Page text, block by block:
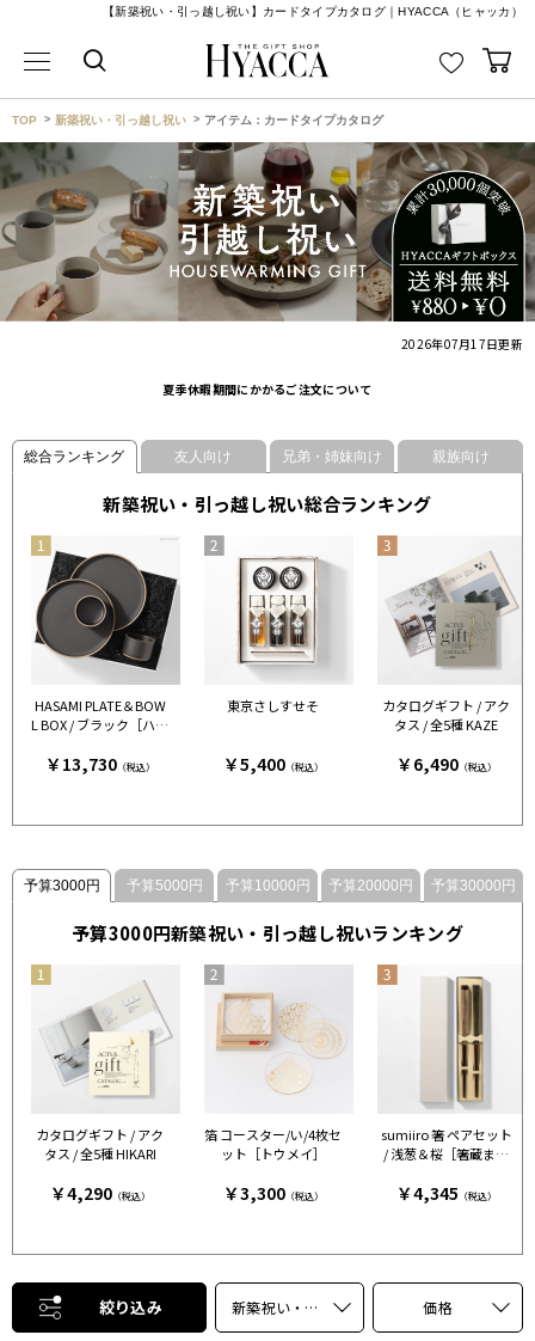
【新築祝い・引っ越し祝い】カードタイプカタログ｜HYACCA（ヒャッカ）
TOP 新築祝い・引っ越し祝い アイテム：カードタイプカタログ
2026年07月17日更新
夏季休暇期間にかかるご注文について
総合ランキング 友人向け 兄弟・姉妹向け 親族向け
新築祝い・引っ越し祝い総合ランキング
HASAMI PLATE＆BOW
L BOX / ブラック［ハサ
￥13,730（税込）
東京さしすせそ
￥5,400（税込）
カタログギフト / アク
タス / 全5種 KAZE
￥6,490（税込）
予算3000円 予算5000円 予算10000円 予算20000円 予算30000円
予算3000円新築祝い・引っ越し祝いランキング
カタログギフト / アク
タス / 全5種 HIKARI
￥4,290（税込）
箔 コースター/い/4枚セ
ット［トウメイ］
￥3,300（税込）
sumiiro 箸 ペアセット
/ 浅葱＆桜［箸蔵まつ
￥4,345 （税込）
絞り込み 新築祝い・引っ越し祝い 価格